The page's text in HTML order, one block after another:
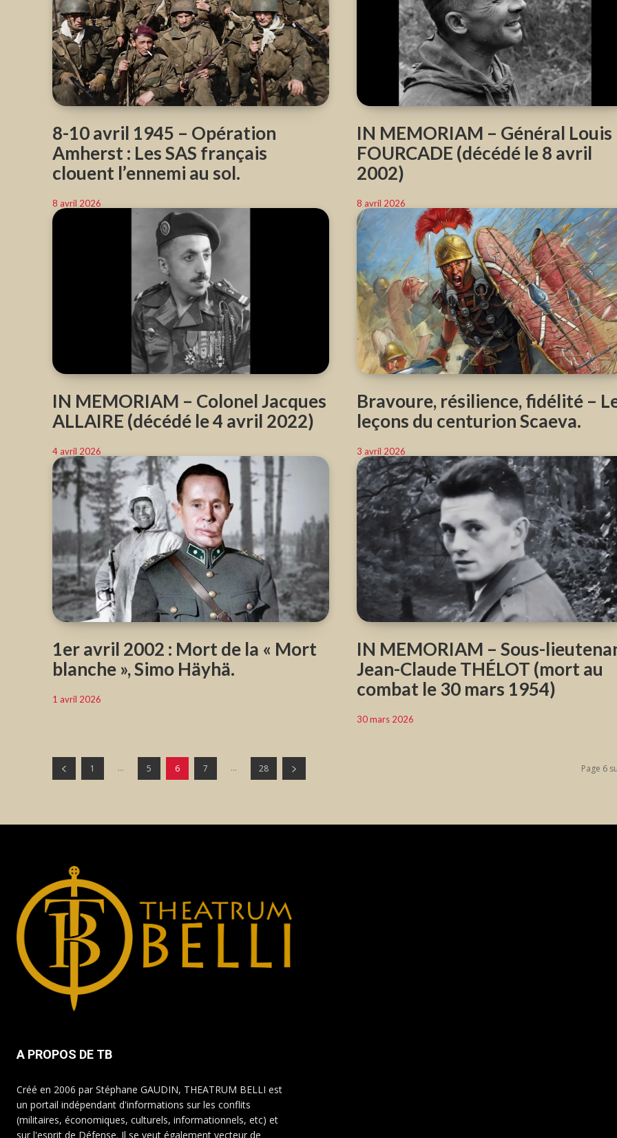
8-10 avril 1945 – Opération
Amherst : Les SAS français
clouent l’ennemi au sol.
8 avril 2026
IN MEMORIAM – Général Louis
FOURCADE (décédé le 8 avril
2002)
8 avril 2026
IN MEMORIAM – Colonel Jacques
ALLAIRE (décédé le 4 avril 2022)
4 avril 2026
Bravoure, résilience, fidélité –
leçons du centurion Scaeva.
3 avril 2026
1er avril 2002 : Mort de la « Mort
blanche », Simo Häyhä.
1 avril 2026
IN MEMORIAM – Sous-
Jean-Claude THÉLOT (mort au
combat le 30 mars 1954)
30 mars 2026
1 ... 5 6 7 ... 28 Page 6
A PROPOS DE TB
Créé en 2006 par Stéphane GAUDIN, THEATRUM BELLI est
un portail indépendant d'informations sur les conflits
(militaires, économiques, culturels, informationnels, etc) et
sur l'esprit de Défense. Il se veut également vecteur de